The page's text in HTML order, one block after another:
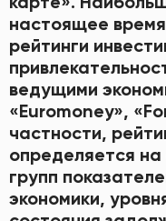
настоящее
рейтинги
ведущими
«Еurоmоnеу»,
частности,
определяется
групп
экономики,